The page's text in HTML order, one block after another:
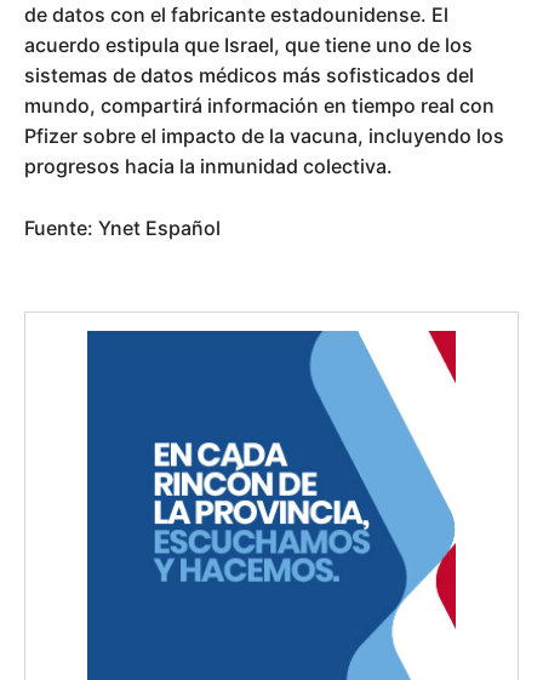
de datos con el fabricante estadounidense. El
acuerdo estipula que Israel, que tiene uno de los
sistemas de datos médicos más sofisticados del
mundo, compartirá información en tiempo real con
Pfizer sobre el impacto de la vacuna, incluyendo los
progresos hacia la inmunidad colectiva.
Fuente: Ynet Español